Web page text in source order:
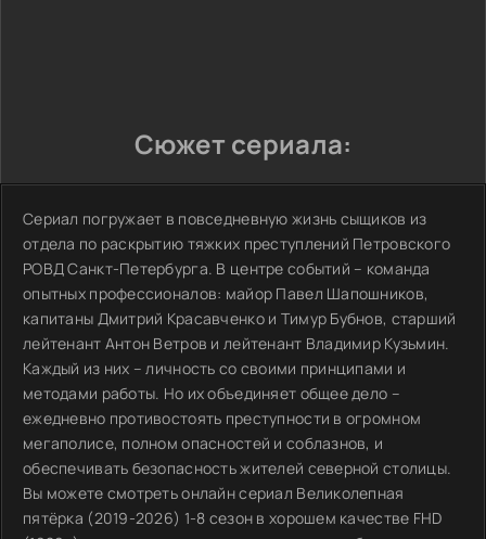
Сюжет сериала:
Сериал погружает в повседневную жизнь сыщиков из
отдела по раскрытию тяжких преступлений Петровского
РОВД Санкт-Петербурга. В центре событий – команда
опытных профессионалов: майор Павел Шапошников,
капитаны Дмитрий Красавченко и Тимур Бубнов, старший
лейтенант Антон Ветров и лейтенант Владимир Кузьмин.
Каждый из них – личность со своими принципами и
методами работы. Но их объединяет общее дело –
ежедневно противостоять преступности в огромном
мегаполисе, полном опасностей и соблазнов, и
обеспечивать безопасность жителей северной столицы.
Вы можете смотреть онлайн сериал Великолепная
пятёрка (2019-2026) 1-8 сезон в хорошем качестве FHD